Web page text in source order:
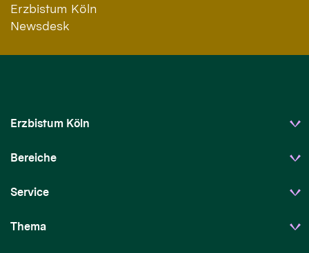
Erzbistum Köln
Newsdesk
Erzbistum Köln
Bereiche
Service
Thema